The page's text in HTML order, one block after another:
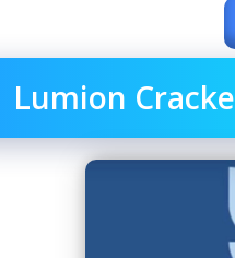
Lumion